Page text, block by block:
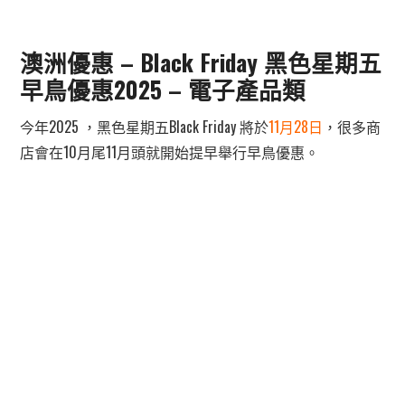
澳洲優惠 – Black Friday 黑色星期五
早鳥優惠2025 – 電子產品類
今年2025 ，黑色星期五Black Friday 將於11月28日 ，很多商
店會在10月尾11月頭就開始提早舉行早鳥優惠。